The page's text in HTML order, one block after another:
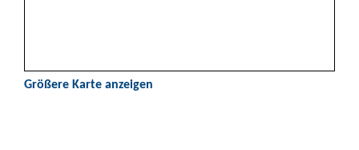
Größere Karte anzeigen